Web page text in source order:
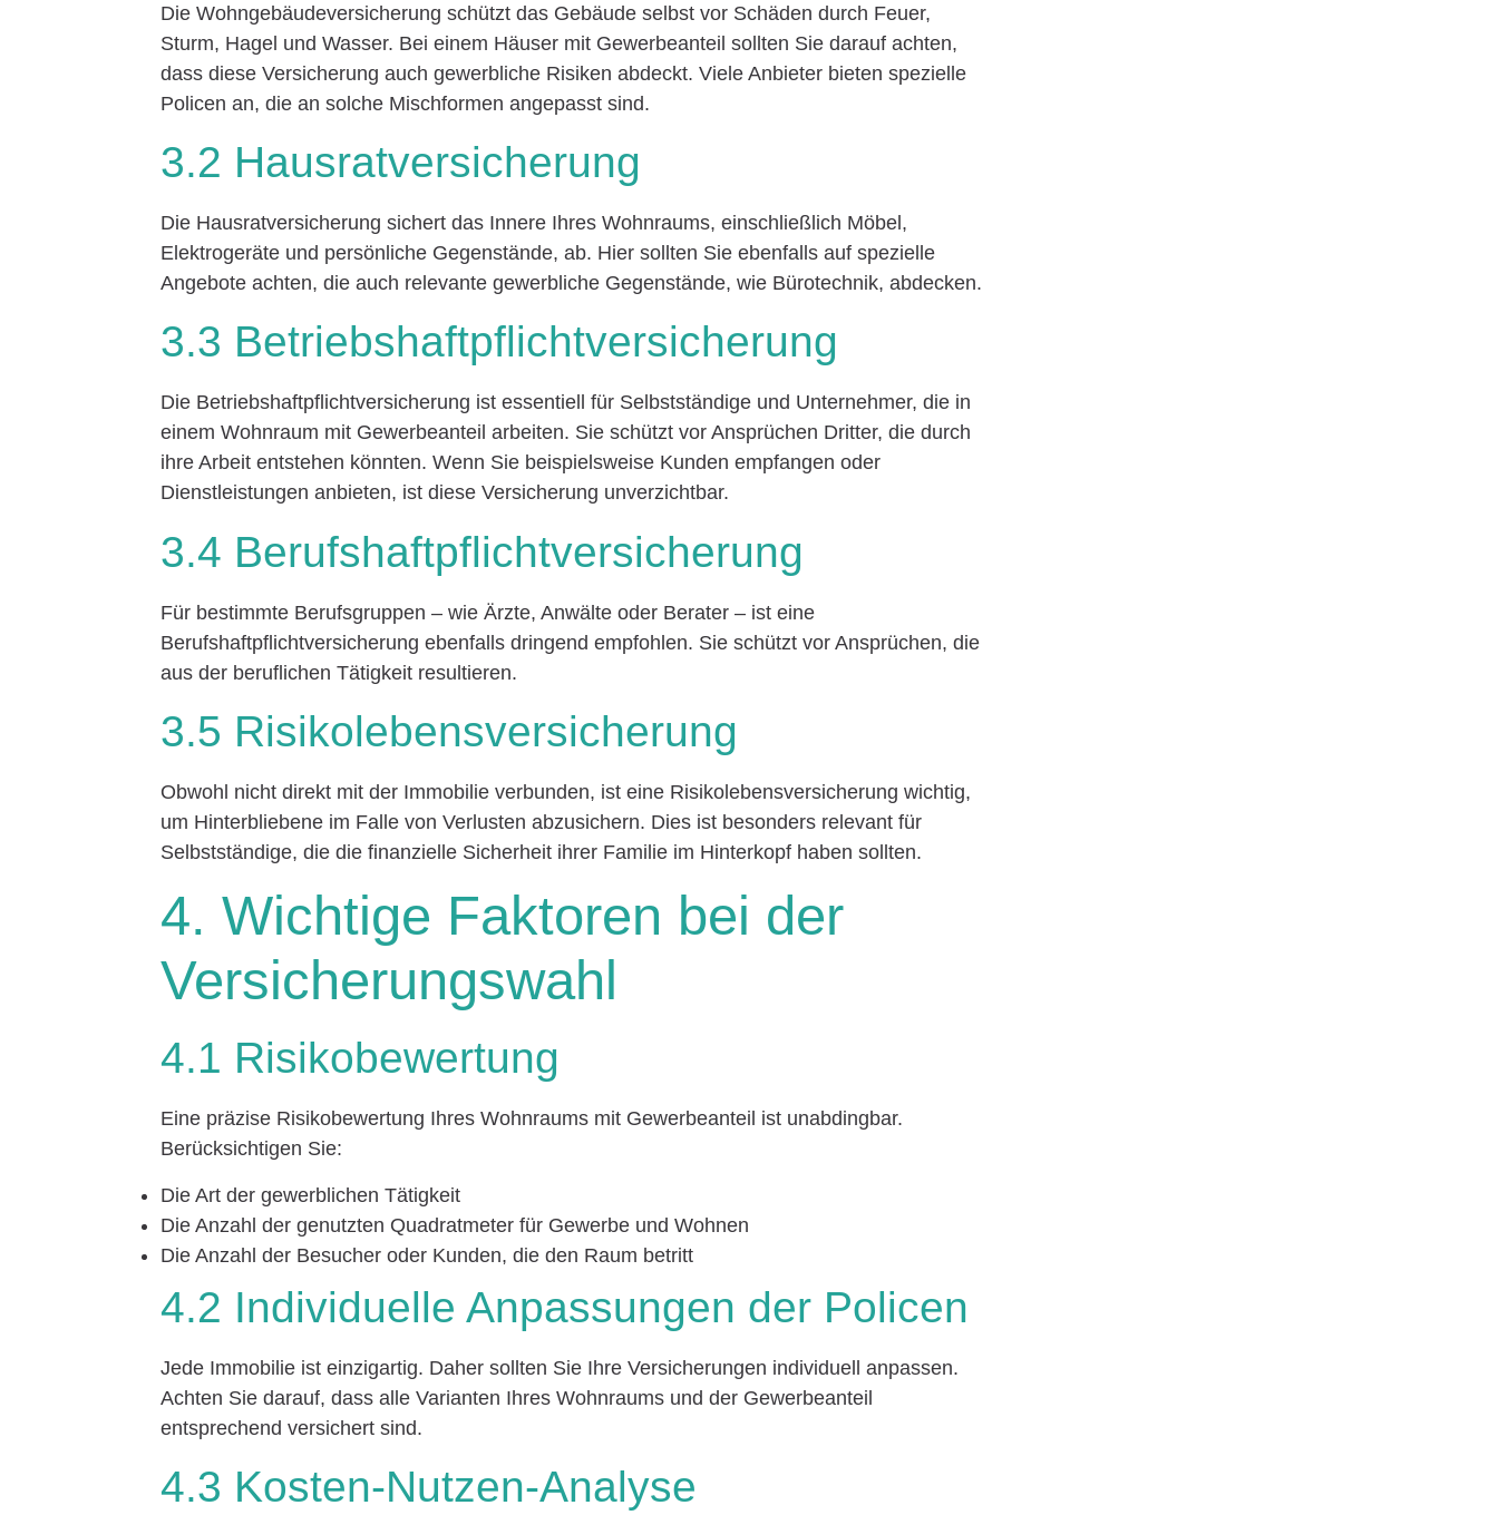
Die Wohngebäudeversicherung schützt das Gebäude selbst vor Schäden durch Feuer,
Sturm, Hagel und Wasser. Bei einem Häuser mit Gewerbeanteil sollten Sie darauf achten,
dass diese Versicherung auch gewerbliche Risiken abdeckt. Viele Anbieter bieten spezielle
Policen an, die an solche Mischformen angepasst sind.
3.2 Hausratversicherung
Die Hausratversicherung sichert das Innere Ihres Wohnraums, einschließlich Möbel,
Elektrogeräte und persönliche Gegenstände, ab. Hier sollten Sie ebenfalls auf spezielle
Angebote achten, die auch relevante gewerbliche Gegenstände, wie Bürotechnik, abdecken.
3.3 Betriebshaftpflichtversicherung
Die Betriebshaftpflichtversicherung ist essentiell für Selbstständige und Unternehmer, die in
einem Wohnraum mit Gewerbeanteil arbeiten. Sie schützt vor Ansprüchen Dritter, die durch
ihre Arbeit entstehen könnten. Wenn Sie beispielsweise Kunden empfangen oder
Dienstleistungen anbieten, ist diese Versicherung unverzichtbar.
3.4 Berufshaftpflichtversicherung
Für bestimmte Berufsgruppen – wie Ärzte, Anwälte oder Berater – ist eine
Berufshaftpflichtversicherung ebenfalls dringend empfohlen. Sie schützt vor Ansprüchen, die
aus der beruflichen Tätigkeit resultieren.
3.5 Risikolebensversicherung
Obwohl nicht direkt mit der Immobilie verbunden, ist eine Risikolebensversicherung wichtig,
um Hinterbliebene im Falle von Verlusten abzusichern. Dies ist besonders relevant für
Selbstständige, die die finanzielle Sicherheit ihrer Familie im Hinterkopf haben sollten.
4. Wichtige Faktoren bei der
Versicherungswahl
4.1 Risikobewertung
Eine präzise Risikobewertung Ihres Wohnraums mit Gewerbeanteil ist unabdingbar.
Berücksichtigen Sie:
Die Art der gewerblichen Tätigkeit
Die Anzahl der genutzten Quadratmeter für Gewerbe und Wohnen
Die Anzahl der Besucher oder Kunden, die den Raum betritt
4.2 Individuelle Anpassungen der Policen
Jede Immobilie ist einzigartig. Daher sollten Sie Ihre Versicherungen individuell anpassen.
Achten Sie darauf, dass alle Varianten Ihres Wohnraums und der Gewerbeanteil
entsprechend versichert sind.
4.3 Kosten-Nutzen-Analyse